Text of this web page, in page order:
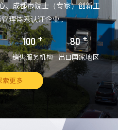
、成都市院士（专家）创新工
理体系认证企业。
100 +
销售服务机构
80 +
出口国家地区
索更多